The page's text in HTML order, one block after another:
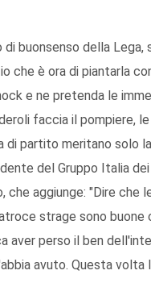
di buonsenso della Lega,
che è ora di piantarla
e ne pretenda le
faccia il pompiere,
di partito meritano solo
del Gruppo Italia
che aggiunge: "Dire che
strage sono buone
aver perso il ben
avuto. Questa